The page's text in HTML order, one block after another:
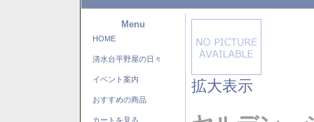
Menu
HOME
清水台平野屋の日々
イベント案内
おすすめの商品
カートを見る
拡大表示